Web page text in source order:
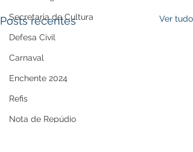
Secretaria de Cultura
Defesa Civil
Carnaval
Enchente 2024
Refis
Nota de Repúdio
Posts recentes Ver tudo